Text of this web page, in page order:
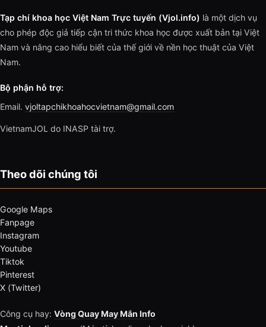
Tạp chí khoa học Việt Nam Trực tuyến (Vjol.info) là một dịch vụ
cho phép độc giả tiếp cận tri thức khoa học được xuất bản tại Việt
Nam và nâng cao hiểu biết của thế giới về nền học thuật của Việt
Nam.
Bộ phận hỗ trợ:
Email. vjoltapchikhoahocvietnam@gmail.com
VietnamJOL do INASP tài trợ.
Theo dõi chúng tôi
Google Maps
Fanpage
Instagram
Youtube
Tiktok
Pinterest
X (Twitter)
Công cụ hay: Vòng Quay May Mắn Info